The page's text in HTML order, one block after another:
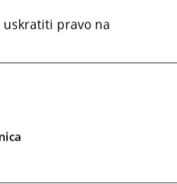
pravo na